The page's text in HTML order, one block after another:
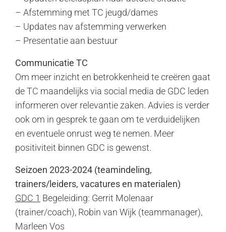
– Afstemming met TC jeugd/dames
– Updates nav afstemming verwerken
– Presentatie aan bestuur
Communicatie TC
Om meer inzicht en betrokkenheid te creëren gaat
de TC maandelijks via social media de GDC leden
informeren over relevantie zaken. Advies is verder
ook om in gesprek te gaan om te verduidelijken
en eventuele onrust weg te nemen. Meer
positiviteit binnen GDC is gewenst.
Seizoen 2023-2024 (teamindeling,
trainers/leiders, vacatures en materialen)
GDC 1 Begeleiding: Gerrit Molenaar
(trainer/coach), Robin van Wijk (teammanager),
Marleen Vos